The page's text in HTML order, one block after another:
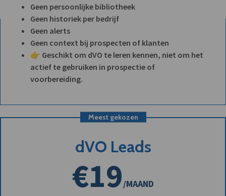
Geen persoonlijke bibliotheek
Geen historiek per bedrijf
Geen alerts
Geen context bij prospecten of klanten
👉 Geschikt om dVO te leren kennen, niet om het
actief te gebruiken in prospectie of
voorbereiding.
Meest gekozen
dVO Leads
€19/MAAND